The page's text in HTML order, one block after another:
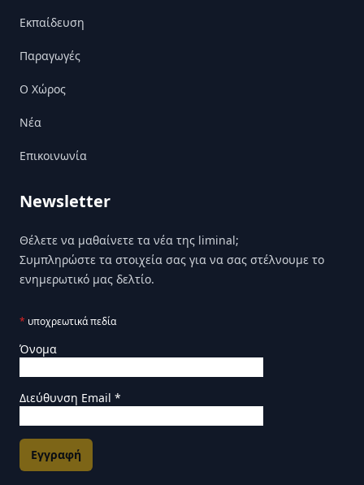
Εκπαίδευση
Παραγωγές
Ο Χώρος
Nέα
Επικοινωνία
Newsletter
Θέλετε να μαθαίνετε τα νέα της liminal;
Συμπληρώστε τα στοιχεία σας για να σας στέλνουμε το
ενημερωτικό μας δελτίο.
* υποχρεωτικά πεδία
Όνομα
Διεύθυνση Email *